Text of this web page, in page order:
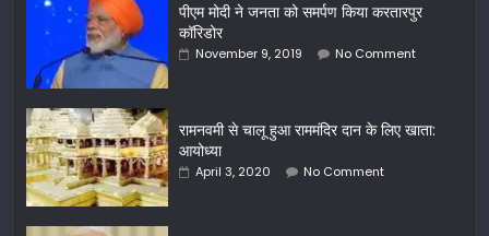
पीएम मोदी ने जनता को समर्पण किया करतारपुर
कॉरिडोर
November 9, 2019 No Comment
रामनवमी से चालू हुआ राममंदिर दान के लिए खाता:
आयोध्या
April 3, 2020 No Comment